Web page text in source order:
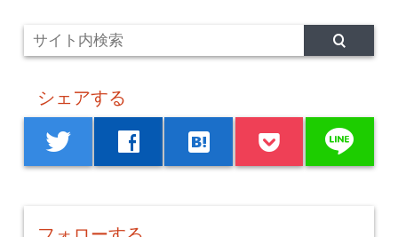
シェアする
twitter facebook hatenabookmark line